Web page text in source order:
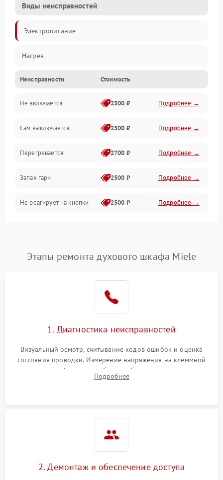
Виды неисправностей
Электропитание
Нагрев
Неисправности Стоимость
Не включается 2500 ₽ Подробнее →
Сам выключается 2500 ₽ Подробнее →
Перегревается 2700 ₽ Подробнее →
Запах гари 2500 ₽ Подробнее →
Не реагирует на кнопки 2500 ₽ Подробнее →
Этапы ремонта духового шкафа Miele
1. Диагностика неисправностей
Визуальный осмотр, считывание кодов ошибок и оценка
состояния проводки. Измерение напряжения на клеммной
колодке. Анализ жалоб на проблемы с нагревом,
конвекцией, панелью управления или блокировкой дверцы.
Подробнее
2. Демонтаж и обеспечение доступа